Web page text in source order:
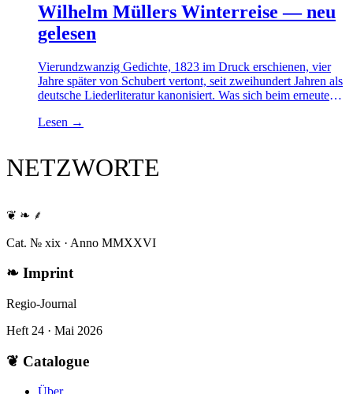
Wilhelm Müllers Winterreise — neu
gelesen
Vierundzwanzig Gedichte, 1823 im Druck erschienen, vier
Jahre später von Schubert vertont, seit zweihundert Jahren als
deutsche Liederliteratur kanonisiert. Was sich beim erneuten
Musik im Ohr — überrascht.
Lesen →
NETZWORTE
❦ ❧ ⸙
Cat. № xix · Anno MMXXVI
❧ Imprint
Regio-Journal
Heft 24 · Mai 2026
❦ Catalogue